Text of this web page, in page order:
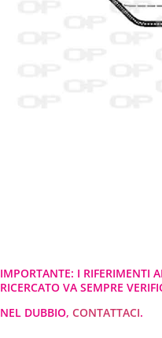
IMPORTANTE: I RIFERIMENTI
RICERCATO VA SEMPRE
NEL DUBBIO, CONTATTACI.